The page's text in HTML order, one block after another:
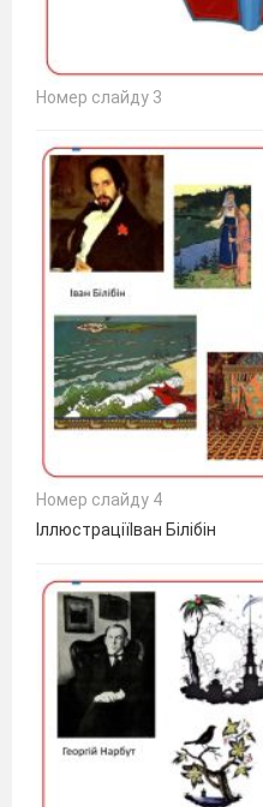
Номер слайду 3
Номер слайду 4
ІллюстраціїІван Білібін